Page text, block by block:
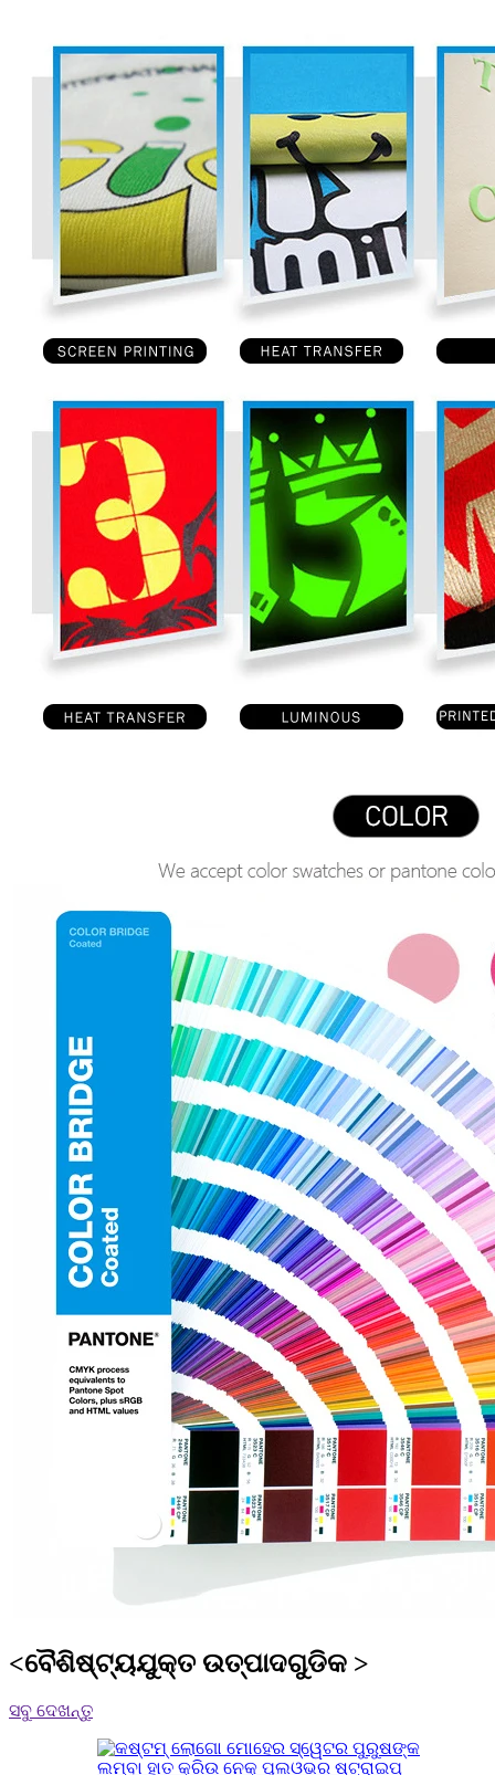
<ବୈଶିଷ୍ଟ୍ୟଯୁକ୍ତ ଉତ୍ପାଦଗୁଡିକ >
ସବୁ ଦେଖନ୍ତୁ